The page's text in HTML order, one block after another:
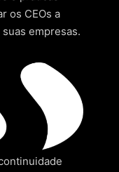
os CEOs a
empresas.